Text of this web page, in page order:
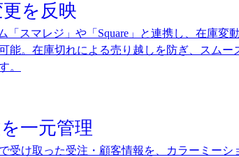
を反映
「スマレジ」や「Square」と連携し、在庫変
能。在庫切れによる売り越しを防ぎ、スムー
。
一元管理
受け取った受注・顧客情報を、カラーミーシ